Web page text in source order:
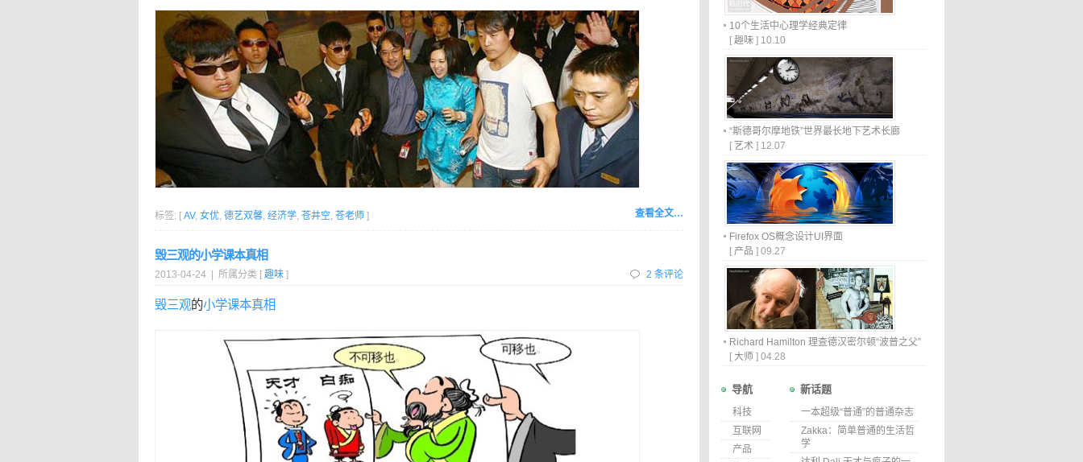
查看全文…
标签: [ AV, 女优, 德艺双馨, 经济学, 苍井空, 苍老师 ]
毁三观的小学课本真相
2013-04-24 | 所属分类 [ 趣味 ] 2 条评论
毁三观的小学课本真相
10个生活中心理学经典定律
[ 趣味 ] 10.10
“斯德哥尔摩地铁”世界最长地下艺术长廊
[ 艺术 ] 12.07
Firefox OS概念设计UI界面
[ 产品 ] 09.27
Richard Hamilton 理查德汉密尔顿“波普之父”
[ 大师 ] 04.28
导航
科技
互联网
产品
新话题
一本超级“普通”的普通杂志
Zakka：简单普通的生活哲
学